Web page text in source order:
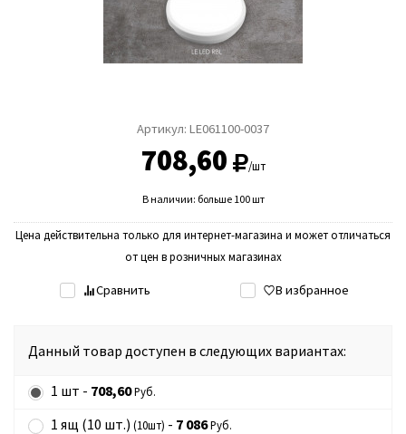
Артикул: LE061100-0037
708,60 /шт
В наличии: больше 100 шт
Цена действительна только для интернет-магазина и может отличаться
от цен в розничных магазинах
Сравнить В избранное
Данный товар доступен в следующих вариантах:
1 шт - 708,60Руб.
1 ящ (10 шт.) (10шт) - 7 086Руб.